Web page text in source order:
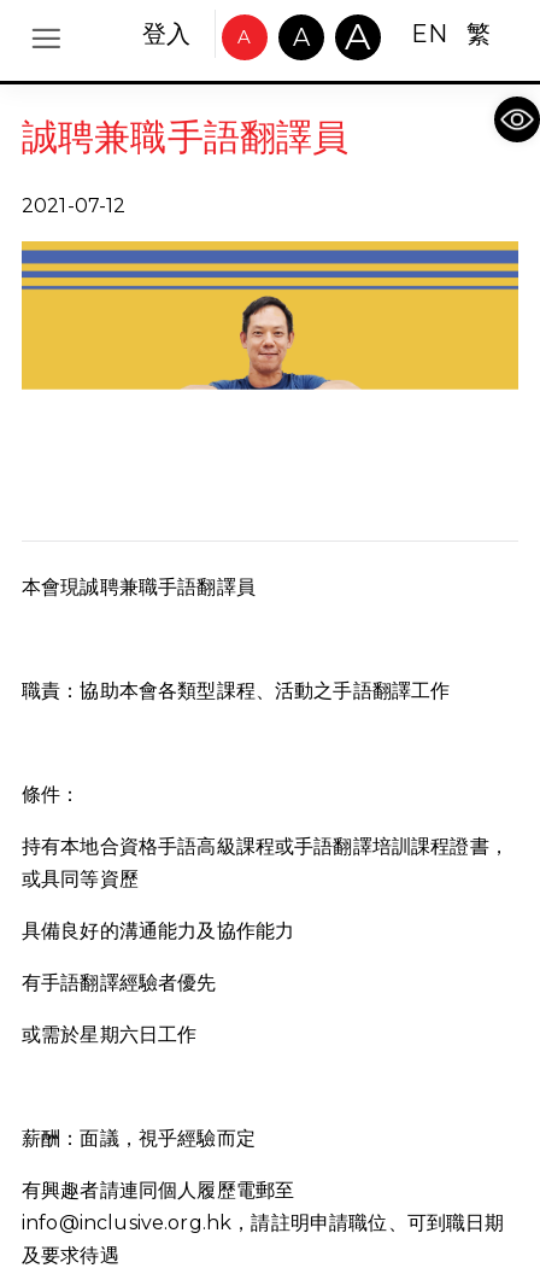
登入 A A A EN 繁
誠聘兼職手語翻譯員
2021-07-12
本會現誠聘兼職手語翻譯員
職責：協助本會各類型課程、活動之手語翻譯工作
條件：
持有本地合資格手語高級課程或手語翻譯培訓課程證書，
或具同等資歷
具備良好的溝通能力及協作能力
有手語翻譯經驗者優先
或需於星期六日工作
薪酬：面議，視乎經驗而定
有興趣者請連同個人履歷電郵至
info@inclusive.org.hk ，請註明申請職位、可到職日期
及要求待遇